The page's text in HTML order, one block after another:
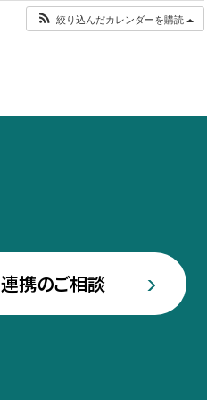
絞り込んだカレンダーを購読
連携のご相談